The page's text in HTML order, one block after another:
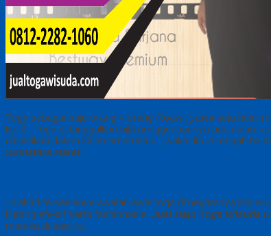
Toga sebagai baju orang – orang Roawi, yakni satu helai
ke-2 . Toga di tanggalkan bila penggunaannya ada dalam
dibuktikan dalam kisah arnarnatus ; waktu itu ia tengah
Sumatera Barat
Di abad tersedianya awalan awal toga di negaranya jika
kurang efektif serta fashionable, Jual Baju Toga Wisuda
mereka di saat itu.